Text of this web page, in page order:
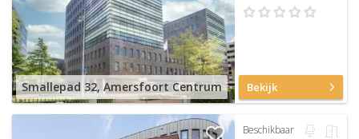
Smallepad 32, Amersfoort Centrum Bekijk
Beschikbaar